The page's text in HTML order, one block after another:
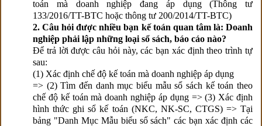
toán mà doanh nghiệp đang áp dụng (Thông tư
133/2016/TT-BTC hoặc thông tư 200/2014/TT-BTC)
2. Câu hỏi được nhiều bạn kế toán quan tâm là: Doanh
nghiệp phải lập những loại sổ sách, báo cáo nào?
Để trả lời được câu hỏi này, các bạn xác định theo trình tự
sau:
(1) Xác định chế độ kế toán mà doanh nghiệp áp dụng
=> (2) Tìm đến danh mục biểu mẫu sổ sách kế toán theo
chế độ kế toán mà doanh nghiệp áp dụng => (3) Xác định
hình thức ghi sổ kế toán (NKC, NK-SC, CTGS) => Tại
bảng "Danh Mục Mẫu biểu sổ sách" các bạn xác định các